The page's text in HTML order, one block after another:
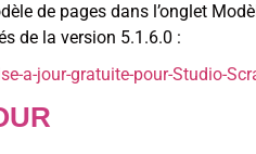
de pages dans l’onglet
de la version 5.1.6.0 :
a-jour-gratuite-pour-Studio-